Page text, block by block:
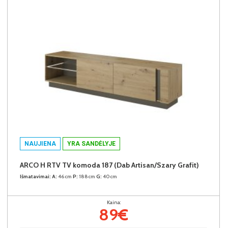
NAUJIENA YRA SANDĖLYJE
ARCO H RTV TV komoda 187 (Dab Artisan/Szary Grafit)
Išmatavimai: A: 46cm P: 188cm G: 40cm
Kaina:
89€